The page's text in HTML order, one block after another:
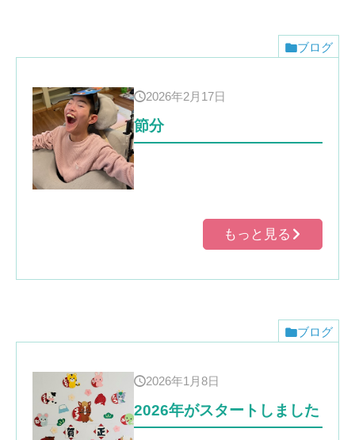
ブログ
2026年2月17日
節分
もっと見る
ブログ
2026年1月8日
2026年がスタートしました